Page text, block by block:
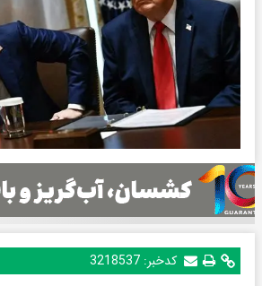
کدخبر: 3218537